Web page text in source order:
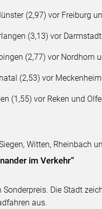
(2,97) vor Freiburg
(3,13) vor
(2,77) vor Nordhorn
(2,53) vor
(1,55) vor Reken und
Witten, Rheinbach
im Verkehr“
Sonderpreis. Die Stadt
aus.